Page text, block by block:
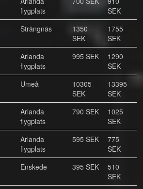
flygplats
SEK
Strängnäs
1350
SEK
1755
SEK
Arlanda
flygplats
995 SEK
1290
SEK
Umeå
10305
SEK
13395
SEK
Arlanda
flygplats
790 SEK
1025
SEK
Arlanda
flygplats
595 SEK
775
SEK
Enskede 395 SEK
510
SEK